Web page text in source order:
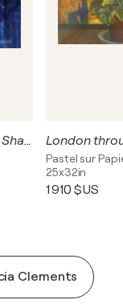
London cityscape Tower Bridge to the Shard London
Pastel sur
25x32in
1 910 $US
Clements